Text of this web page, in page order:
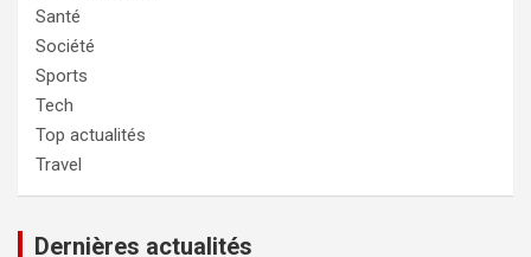
Santé
Société
Sports
Tech
Top actualités
Travel
Dernières actualités